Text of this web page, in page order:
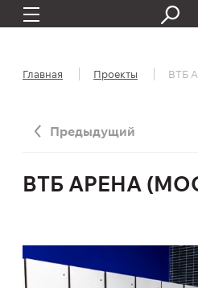
Главная Проекты ВТБ
Предыдущий
ВТБ АРЕНА